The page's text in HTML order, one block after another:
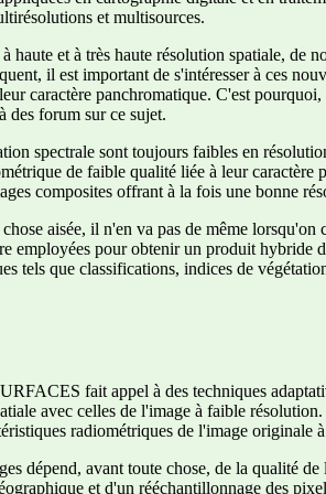
et multisources.
haute et à très haute résolution spatiale,
il est important de s'intéresser à ces
caractère panchromatique. C'est
des forum sur ce sujet.
spectrale sont toujours faibles en
de faible qualité liée à leur
composites offrant à la fois une bonne
aisée, il n'en va pas de même
employées pour obtenir un produit hybride
tels que classifications, indices de
fait appel à des techniques
avec celles de l'image à faible
radiométriques de l'image originale
dépend, avant toute chose, de la qualité
et d'un rééchantillonnage des